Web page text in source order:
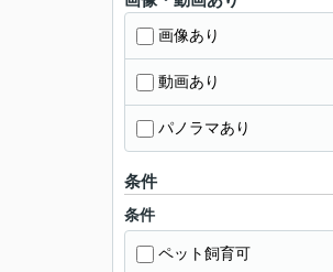
画像あり
動画あり
パノラマあり
条件
条件
ペット飼育可